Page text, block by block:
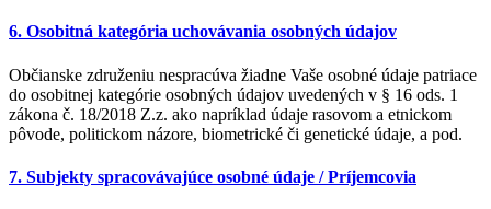
6. Osobitná kategória uchovávania osobných údajov
Občianske združeniu nespracúva žiadne Vaše osobné údaje patriace
do osobitnej kategórie osobných údajov uvedených v § 16 ods. 1
zákona č. 18/2018 Z.z. ako napríklad údaje rasovom a etnickom
pôvode, politickom názore, biometrické či genetické údaje, a pod.
7. Subjekty spracovávajúce osobné údaje / Príjemcovia